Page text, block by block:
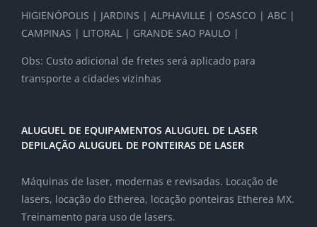
HIGIENÓPOLIS | JARDINS | ALPHAVILLE | OSASCO | ABC |
CAMPINAS | LITORAL | GRANDE SAO PAULO |
Obs: Custo adicional de fretes será aplicado para
transporte a cidades vizinhas
ALUGUEL DE EQUIPAMENTOS ALUGUEL DE LASER
DEPILAÇÃO ALUGUEL DE PONTEIRAS DE LASER
Máquinas de laser, modernas e revisadas. Locação de
lasers, locação do Etherea, locação ponteiras Etherea MX.
Treinamento para uso de lasers.